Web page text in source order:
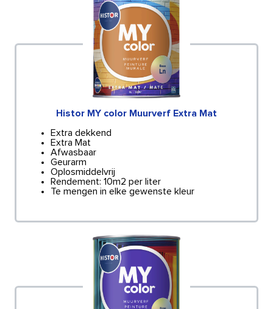
Histor MY color Muurverf Extra Mat
Extra dekkend
Extra Mat
Afwasbaar
Geurarm
Oplosmiddelvrij
Rendement: 10m2 per liter
Te mengen in elke gewenste kleur